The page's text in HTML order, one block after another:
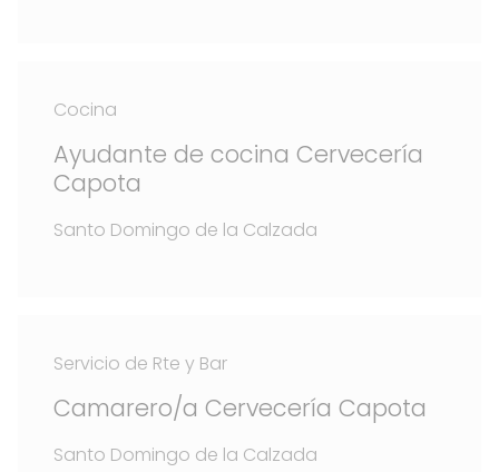
Cocina
Ayudante de cocina Cervecería
Capota
Santo Domingo de la Calzada
Servicio de Rte y Bar
Camarero/a Cervecería Capota
Santo Domingo de la Calzada